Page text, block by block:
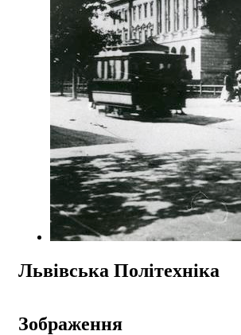
Львівська Політехніка
Зображення